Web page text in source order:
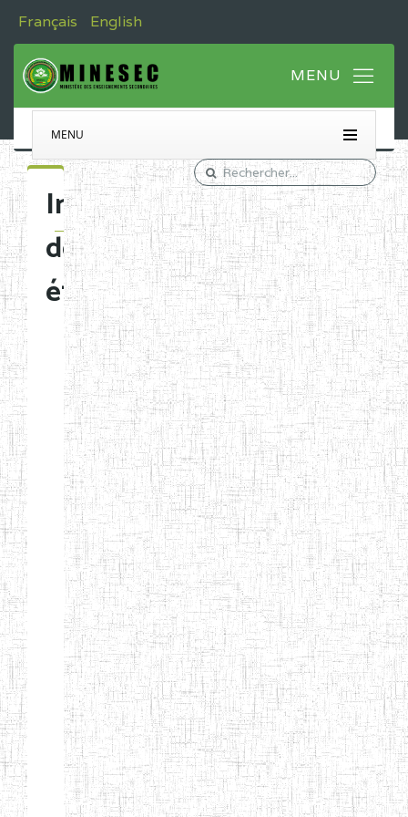
Français English
MENU
Immatriculation
des
établissements
Etablissements
d'enseignement
normal
ENI
Chercher:
Effacer les filtres
Denomination
Type